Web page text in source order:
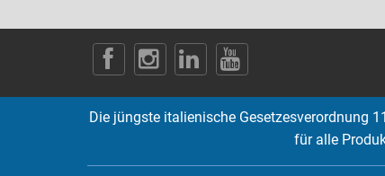
SOCIAL
ICONS
Die jüngste italienische Gesetzesverordnung
für alle